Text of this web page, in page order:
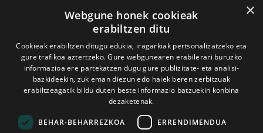
×
Webgune honek cookieak
erabiltzen ditu
Cookieak erabiltzen ditugu edukia, iragarkiak pertsonalizatzeko eta
gure trafikoa aztertzeko. Gure webgunearen erabilerari buruzko
informazioa ere partekatzen dugu gure publizitate- eta analisi-
bazkideekin, zuk eman diezun edo haiek beren zerbitzuak
erabiltzeagatik bildu duten beste informazio batzuekin konbina
dezaketenak.
BEHAR-BEHARREZKOA ERRENDIMENDUA